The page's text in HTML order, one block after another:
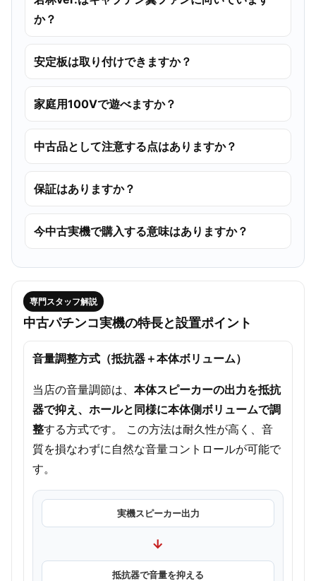
か？
安定板は取り付けできますか？
家庭用100Vで遊べますか？
中古品として注意する点はありますか？
保証はありますか？
今中古実機で購入する意味はありますか？
専門スタッフ解説
中古パチンコ実機の特長と設置ポイント
音量調整方式（抵抗器＋本体ボリューム）
当店の音量調節は、 本体スピーカーの出力を抵抗
器で抑え、ホールと同様に本体側ボリュームで調
整する方式です。 この方法は耐久性が高く、音
質を損なわずに自然な音量コントロールが可能で
す。
実機スピーカー出力
→
抵抗器で音量を抑える